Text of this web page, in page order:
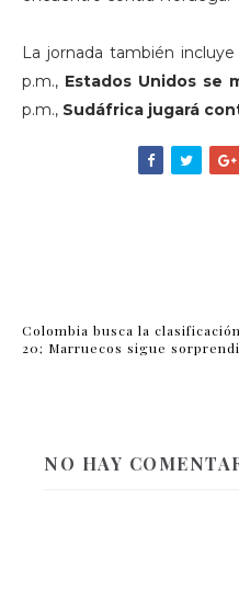
La jornada también
p.m., Estados Unidos se
p.m., Sudáfrica jugará
Colombia busca la
20; Marruecos sigue
NO HAY